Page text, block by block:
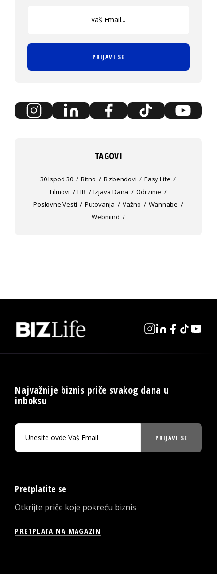
PRIJAVI SE
TAGOVI
30 Ispod 30 Bitno Bizbendovi
Easy Life
Filmovi
HR Izjava Dana
Odrzime
Poslovne Vesti
Putovanja Važno
Wannabe
Webmind
Najvažnije biznis priče svakog dana u
inboksu
PRIJAVI SE
Pretplatite se
Otkrijte priče koje pokreću biznis
PRETPLATA NA MAGAZIN